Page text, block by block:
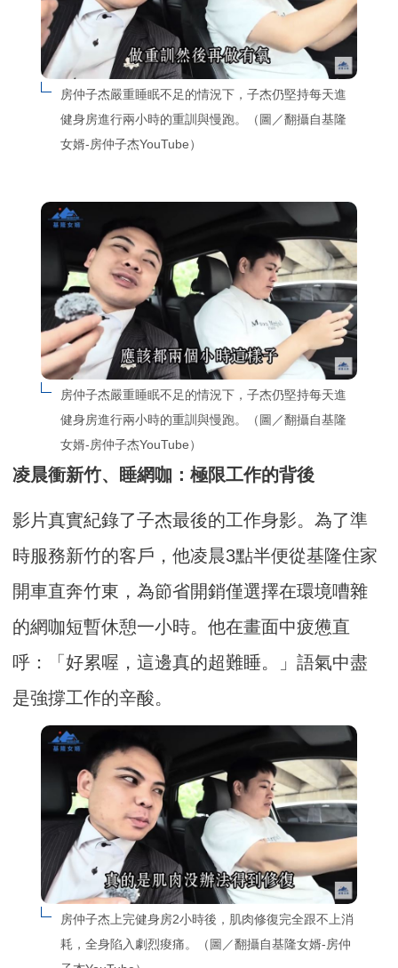
房仲子杰嚴重睡眠不足的情況下，子杰仍堅持每天進
健身房進行兩小時的重訓與慢跑。（圖／翻攝自基隆
女婿-房仲子杰YouTube）
房仲子杰嚴重睡眠不足的情況下，子杰仍堅持每天進
健身房進行兩小時的重訓與慢跑。（圖／翻攝自基隆
女婿-房仲子杰YouTube）
凌晨衝新竹、睡網咖：極限工作的背後
影片真實紀錄了子杰最後的工作身影。為了準
時服務新竹的客戶，他凌晨3點半便從基隆住家
開車直奔竹東，為節省開銷僅選擇在環境嘈雜
的網咖短暫休憩一小時。他在畫面中疲憊直
呼：「好累喔，這邊真的超難睡。」語氣中盡
是強撐工作的辛酸。
房仲子杰上完健身房2小時後，肌肉修復完全跟不上消
耗，全身陷入劇烈痠痛。（圖／翻攝自基隆女婿-房仲